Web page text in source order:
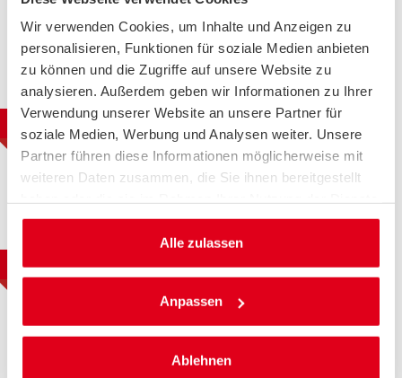
Wir verwenden Cookies, um Inhalte und Anzeigen zu
personalisieren, Funktionen für soziale Medien anbieten
zu können und die Zugriffe auf unsere Website zu
analysieren. Außerdem geben wir Informationen zu Ihrer
Verwendung unserer Website an unsere Partner für
soziale Medien, Werbung und Analysen weiter. Unsere
Partner führen diese Informationen möglicherweise mit
weiteren Daten zusammen, die Sie ihnen bereitgestellt
gesammelt haben.
Alle zulassen
Anpassen
Ablehnen
Weiterlesen
06.05.2021
Anradeln mit dem Pedelec:
Sicher im Sattel
Weiterlesen
29.04.2021
Reifenkennzeichnung: Neues
EU-Reifenlabel ab 01. Mai 2021